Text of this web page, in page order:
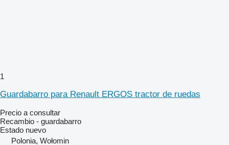
1
Guardabarro para Renault ERGOS tractor de ruedas
Precio a consultar
Recambio - guardabarro
Estado nuevo
Polonia, Wołomin